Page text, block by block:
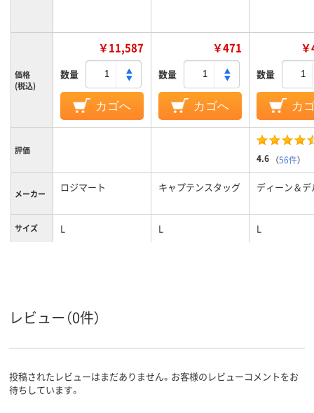
価格
(税込)
￥11,587
数量
カゴへ
￥471
数量
カゴへ
数量
カ
評価
4.6 （56件）
メーカー ロジマート キャプテンスタッグ ディーン＆
サイズ L L L
レビュー（0件）
投稿されたレビューはまだありません。お客様のレビューコメントをお
待ちしています。